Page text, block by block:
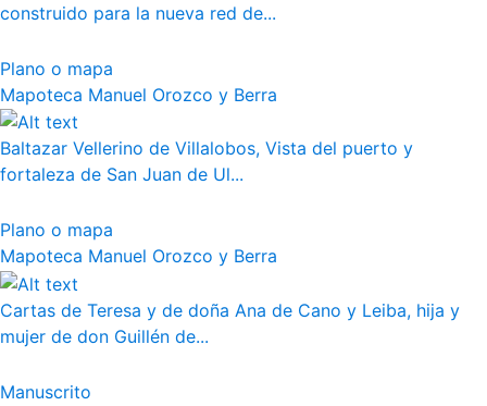
construido para la nueva red de...
Plano o mapa
Mapoteca Manuel Orozco y Berra
Baltazar Vellerino de Villalobos, Vista del puerto y
fortaleza de San Juan de Ul...
Plano o mapa
Mapoteca Manuel Orozco y Berra
Cartas de Teresa y de doña Ana de Cano y Leiba, hija y
mujer de don Guillén de...
Manuscrito